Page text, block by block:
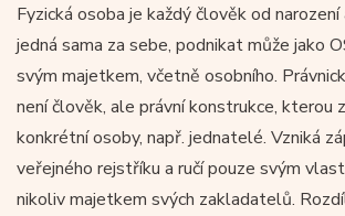
Fyzická osoba je každý člověk od
jedná sama za sebe, podnikat může jako
svým majetkem, včetně osobního.
není člověk, ale právní konstrukce, kterou
konkrétní osoby, např. jednatelé. Vzniká
veřejného rejstříku a ručí pouze svým
nikoliv majetkem svých zakladatelů.